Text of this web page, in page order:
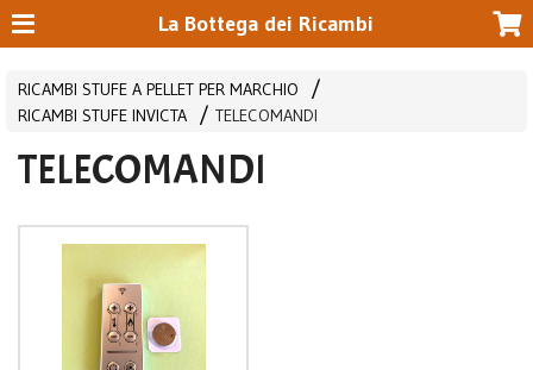
La Bottega dei Ricambi
RICAMBI STUFE A PELLET PER MARCHIO
RICAMBI STUFE INVICTA
TELECOMANDI
TELECOMANDI